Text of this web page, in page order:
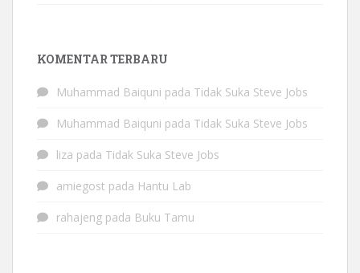
KOMENTAR TERBARU
Muhammad Baiquni pada Tidak Suka Steve Jobs
Muhammad Baiquni pada Tidak Suka Steve Jobs
liza pada Tidak Suka Steve Jobs
amiegost pada Hantu Lab
rahajeng pada Buku Tamu